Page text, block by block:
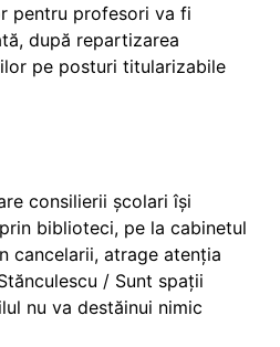
pentru profesori va fi
după repartizarea
pe posturi titularizabile
consilierii școlari își
biblioteci, pe la cabinetul
cancelarii, atrage atenția
/ Sunt spații
nu va destăinui nimic